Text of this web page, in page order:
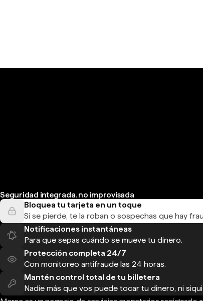
Seguridad integrada, no improvisada
Bloquea tu tarjeta en un toque
Si se pierde, te la roban o sospechas que hay
Notificaciones instantáneas
Para que sepas cuándo se mueve tu dinero.
Protección completa 24/7
Con monitoreo antifraude las 24 horas.
Mantén control total de tu billetera
Nadie más que vos puede tocar tu dinero, ni